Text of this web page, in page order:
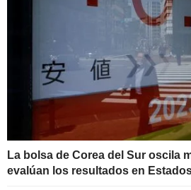
La bolsa de Corea del Sur oscila
evalúan los resultados en